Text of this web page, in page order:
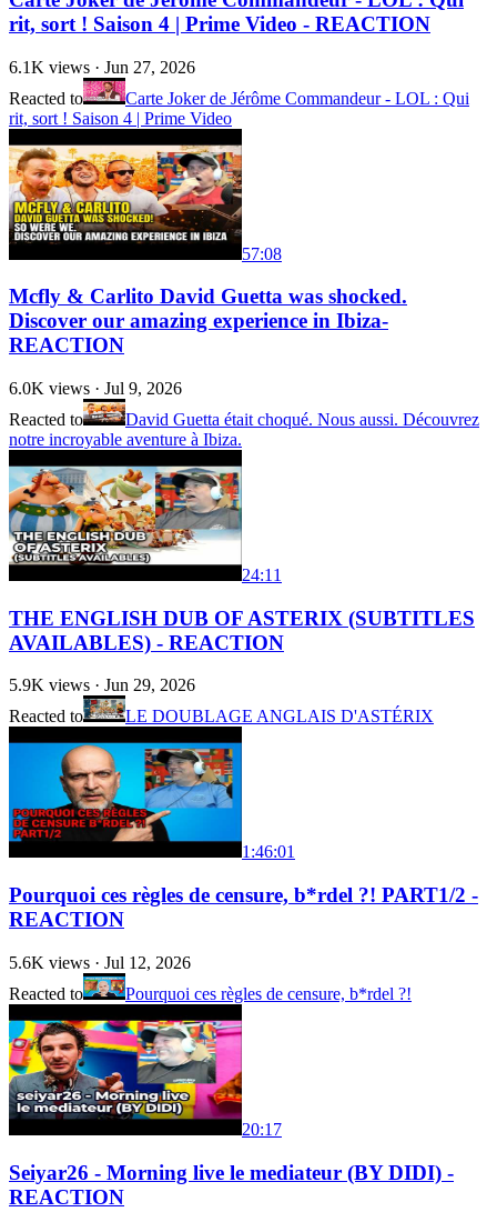
rit, sort ! Saison 4 | Prime Video - REACTION
6.1K views · Jun 27, 2026
Reacted to
Carte Joker de Jérôme Commandeur - LOL : Qui
rit, sort ! Saison 4 | Prime Video
57:08
Mcfly & Carlito David Guetta was shocked.
Discover our amazing experience in Ibiza-
REACTION
6.0K views · Jul 9, 2026
Reacted to
David Guetta était choqué. Nous aussi. Découvrez
notre incroyable aventure à Ibiza.
24:11
THE ENGLISH DUB OF ASTERIX (SUBTITLES
AVAILABLES) - REACTION
5.9K views · Jun 29, 2026
Reacted to
LE DOUBLAGE ANGLAIS D'ASTÉRIX
1:46:01
Pourquoi ces règles de censure, b*rdel ?! PART1/2 -
REACTION
5.6K views · Jul 12, 2026
Reacted to
Pourquoi ces règles de censure, b*rdel ?!
20:17
Seiyar26 - Morning live le mediateur (BY DIDI) -
REACTION